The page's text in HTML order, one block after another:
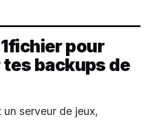
pour
backups de
serveur de jeux,